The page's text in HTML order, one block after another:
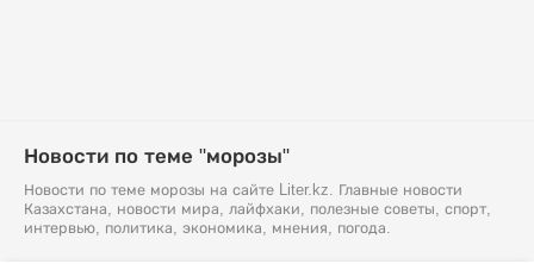
Новости по теме "морозы"
Новости по теме морозы на сайте Liter.kz. Главные новости
Казахстана, новости мира, лайфхаки, полезные советы, спорт,
интервью, политика, экономика, мнения, погода.